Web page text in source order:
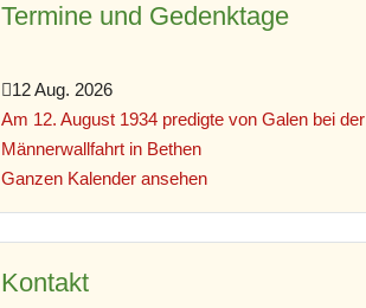
Termine und Gedenktage
12 Aug. 2026
Am 12. August 1934 predigte von Galen bei der
Männerwallfahrt in Bethen
Ganzen Kalender ansehen
Kontakt